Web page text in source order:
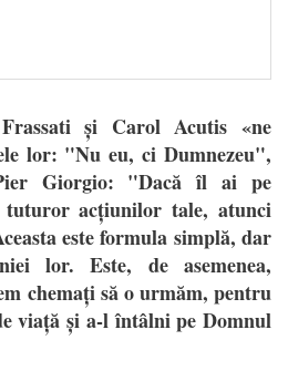
și Carol Acutis «ne
lor: "Nu eu, ci Dumnezeu",
Giorgio: "Dacă îl ai pe
acțiunilor tale, atunci
este formula simplă, dar
lor. Este, de asemenea,
chemați să o urmăm, pentru
viață și a-l întâlni pe Domnul